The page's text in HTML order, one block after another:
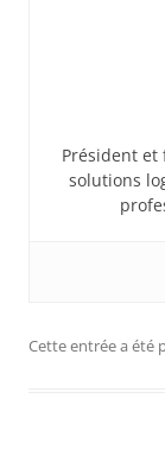
Président et
solutions
Cette entrée a été